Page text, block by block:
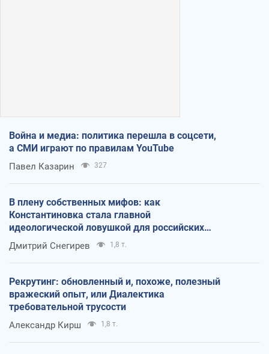
Война и медиа: политика перешла в соцсети,
а СМИ играют по правилам YouTube
Павел Казарин 327
В плену собственных мифов: как
Константиновка стала главной
идеологической ловушкой для российских
оккупантов
Дмитрий Снегирев 1,8 т.
Рекрутинг: обновленный и, похоже, полезный
вражеский опыт, или Диалектика
требовательной трусости
Александр Кирш 1,8 т.